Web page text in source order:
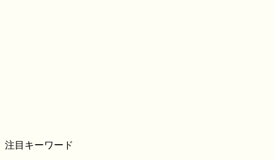
注目キーワード